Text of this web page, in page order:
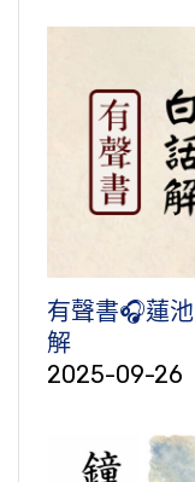
有聲書🎧蓮
解
2025-09-26